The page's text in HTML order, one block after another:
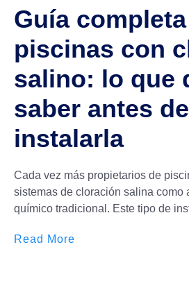
Guía
piscinas con
salino: lo que
saber antes de
instalarla
Cada vez más propietarios de
sistemas de cloración salina como
químico tradicional. Este tipo de
Read More